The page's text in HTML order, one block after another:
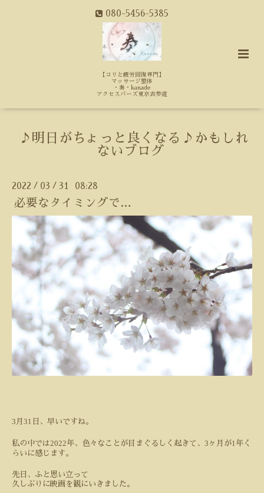
080-5456-5385
【コリと疲労回復専門】
マッサージ整体
・奏・kanade
アクセスバーズ東京表参道
♪明日がちょっと良くなる♪かもしれ
ないブログ
2022 / 03 / 31 08:28
必要なタイミングで…
3 月 31 日、早いですね。
私の中では2022年、色々なことが目まぐるしく起きて、 3 ヶ月が1年く
らいに感じます。
先日、ふと思い立って
久しぶりに映画を観にいきました。